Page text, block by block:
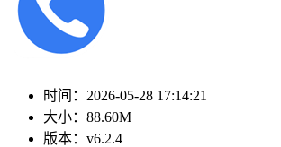
时间： 2026-05-28 17:14:21
大小： 88.60M
版本： v6.2.4